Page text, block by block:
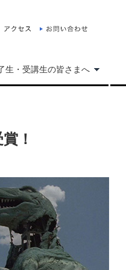
生・受講生の皆さまへ
！